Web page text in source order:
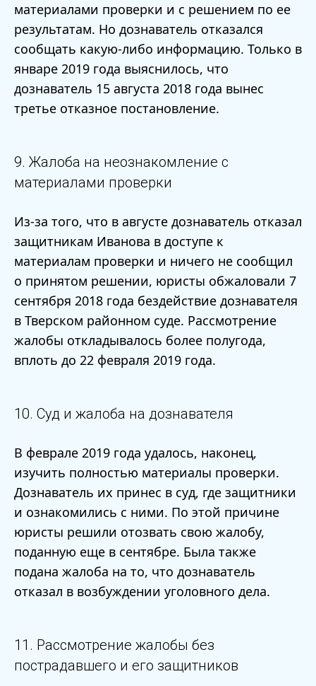
материалами проверки и с решением по ее
результатам. Но дознаватель отказался
сообщать какую-либо информацию. Только в
январе 2019 года выяснилось, что
дознаватель 15 августа 2018 года вынес
третье отказное постановление.
9. Жалоба на неознакомление с
материалами проверки
Из-за того, что в августе дознаватель отказал
защитникам Иванова в доступе к
материалам проверки и ничего не сообщил
о принятом решении, юристы обжаловали 7
сентября 2018 года бездействие дознавателя
в Тверском районном суде. Рассмотрение
жалобы откладывалось более полугода,
вплоть до 22 февраля 2019 года.
10. Суд и жалоба на дознавателя
В феврале 2019 года удалось, наконец,
изучить полностью материалы проверки.
Дознаватель их принес в суд, где защитники
и ознакомились с ними. По этой причине
юристы решили отозвать свою жалобу,
поданную еще в сентябре. Была также
подана жалоба на то, что дознаватель
отказал в возбуждении уголовного дела.
11. Рассмотрение жалобы без
пострадавшего и его защитников